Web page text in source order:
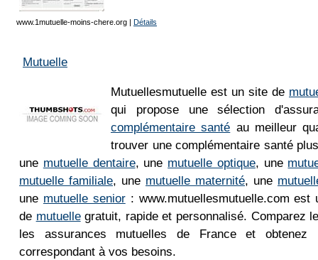
www.1mutuelle-moins-chere.org | Détails
Mutuelle
Mutuellesmutuelle est un site de
qui propose une sélection
complémentaire santé au meilleur
trouver une complémentaire santé
une mutuelle dentaire, une mutuelle optique, une
mutuelle familiale, une mutuelle maternité, une
une mutuelle senior: www.mutuellesmutuelle.com est
de mutuellegratuit, rapide et personnalisé. Comparez
les assurances mutuelles de France et obtenez
correspondant à vos besoins.